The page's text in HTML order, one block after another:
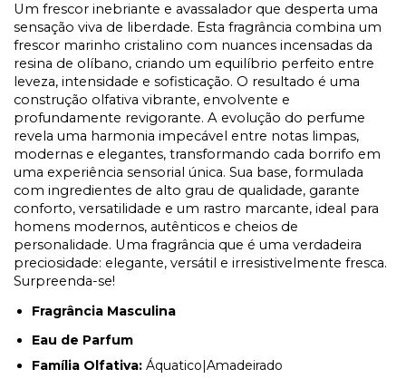
Um frescor inebriante e avassalador que desperta uma
sensação viva de liberdade. Esta fragrância combina um
frescor marinho cristalino com nuances incensadas da
resina de olíbano, criando um equilíbrio perfeito entre
leveza, intensidade e sofisticação. O resultado é uma
construção olfativa vibrante, envolvente e
profundamente revigorante. A evolução do perfume
revela uma harmonia impecável entre notas limpas,
modernas e elegantes, transformando cada borrifo em
uma experiência sensorial única. Sua base, formulada
com ingredientes de alto grau de qualidade, garante
conforto, versatilidade e um rastro marcante, ideal para
homens modernos, autênticos e cheios de
personalidade. Uma fragrância que é uma verdadeira
preciosidade: elegante, versátil e irresistivelmente fresca.
Surpreenda-se!
Fragrância Masculina
Eau de Parfum
Família Olfativa: Áquatico|Amadeirado